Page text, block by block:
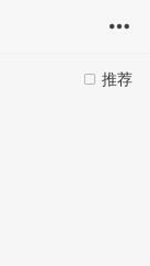
推荐